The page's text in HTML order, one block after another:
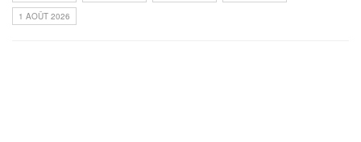
1 AOÛT 2026